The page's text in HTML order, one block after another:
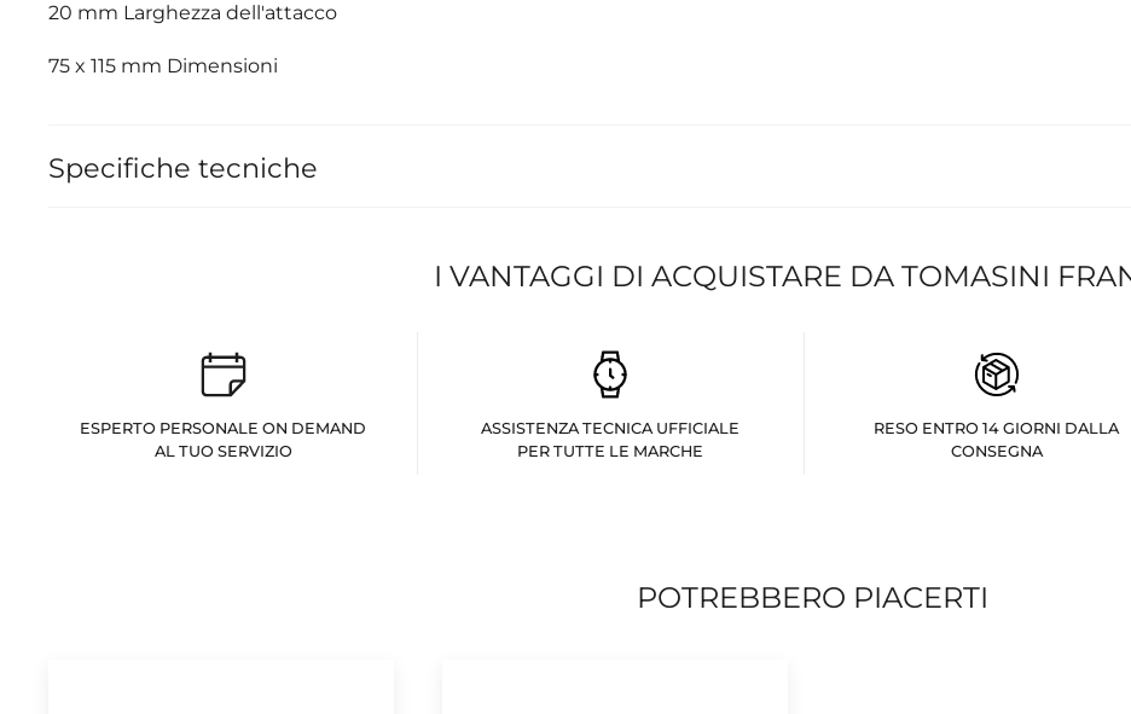
20 mm Larghezza dell'attacco
75 x 115 mm Dimensioni
Specifiche tecniche
I VANTAGGI DI ACQUISTARE DA TOMASINI
ESPERTO PERSONALE ON DEMAND
AL TUO SERVIZIO
ASSISTENZA TECNICA UFFICIALE
PER TUTTE LE MARCHE
RESO ENTRO 14 GIORNI DALLA
CONSEGNA
POTREBBERO PIACERTI